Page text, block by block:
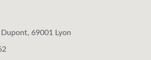
69001 Lyon